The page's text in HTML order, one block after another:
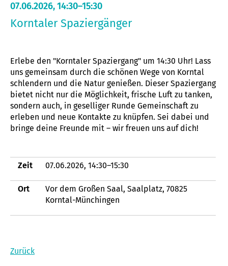
07.06.2026, 14:30–15:30
Korntaler Spaziergänger
Erlebe den "Korntaler Spaziergang" um 14:30 Uhr! Lass
uns gemeinsam durch die schönen Wege von Korntal
schlendern und die Natur genießen. Dieser Spaziergang
bietet nicht nur die Möglichkeit, frische Luft zu tanken,
sondern auch, in geselliger Runde Gemeinschaft zu
erleben und neue Kontakte zu knüpfen. Sei dabei und
bringe deine Freunde mit – wir freuen uns auf dich!
Zeit 07.06.2026, 14:30–15:30
Ort
Vor dem Großen Saal, Saalplatz, 70825
Korntal-Münchingen
Zurück